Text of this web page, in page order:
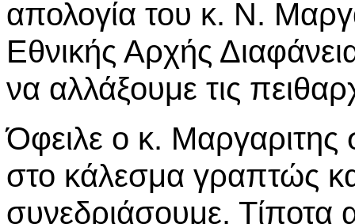
απολογία του κ. Ν.
Εθνικής Αρχής
να αλλάξουμε τις
Όφειλε ο κ. Μαργαριτης
στο κάλεσμα γραπτώς
συνεδριάσουμε.